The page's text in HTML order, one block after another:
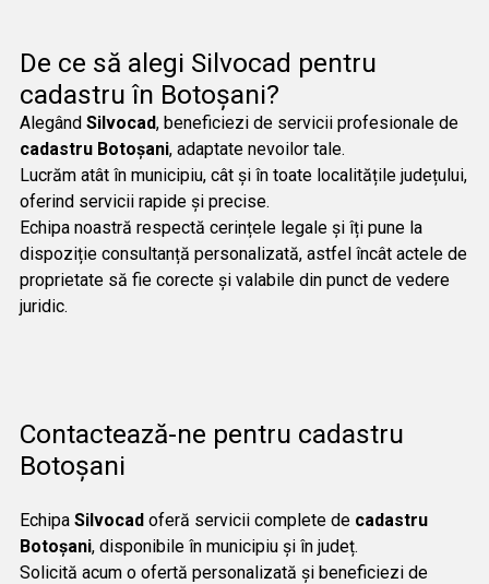
De ce să alegi Silvocad pentru
cadastru în Botoșani?
Alegând Silvocad, beneficiezi de servicii profesionale de
cadastru Botoșani, adaptate nevoilor tale.
Lucrăm atât în municipiu, cât și în toate localitățile județului,
oferind servicii rapide și precise.
Echipa noastră respectă cerințele legale și îți pune la
dispoziție consultanță personalizată, astfel încât actele de
proprietate să fie corecte și valabile din punct de vedere
juridic.
Contactează-ne pentru cadastru
Botoșani
Echipa Silvocadoferă servicii complete de cadastru
Botoșani, disponibile în municipiu și în județ.
Solicită acum o ofertă personalizată și beneficiezi de